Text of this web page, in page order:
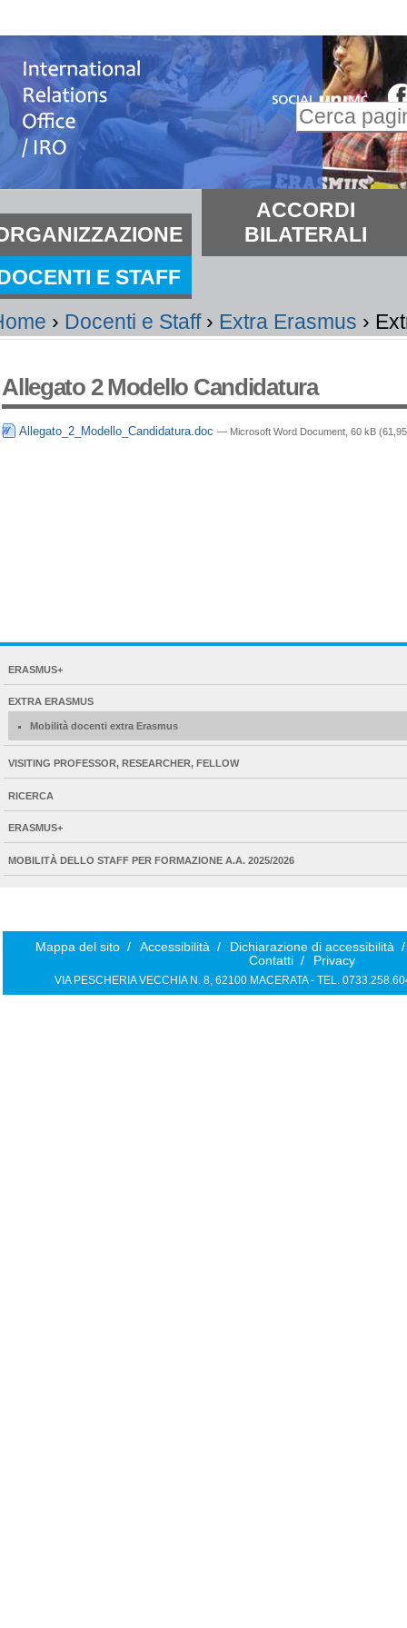
Inserire il
Ricerca
avanzata…
ACCORDI
BILATERALI
E STAFF
› Docenti e Staff › Extra Erasmus ›
Allegato 2 Modello Candidatura
Allegato_2_Modello_Candidatura.doc— Microsoft Word Document, 60 kB
EXTENDED
ERASMUS+
EXTRA ERASMUS
Mobilità docenti extra Erasmus
VISITING PROFESSOR, RESEARCHER, FELLOW
RICERCA
ERASMUS+
MOBILITÀ DELLO STAFF PER FORMAZIONE A.A. 2025/2026
Mappa del sito / Accessibilità / Dichiarazione di accessibilità /
Contatti / Privacy
VIA PESCHERIA VECCHIA N. 8, 62100 MACERATA - TEL.